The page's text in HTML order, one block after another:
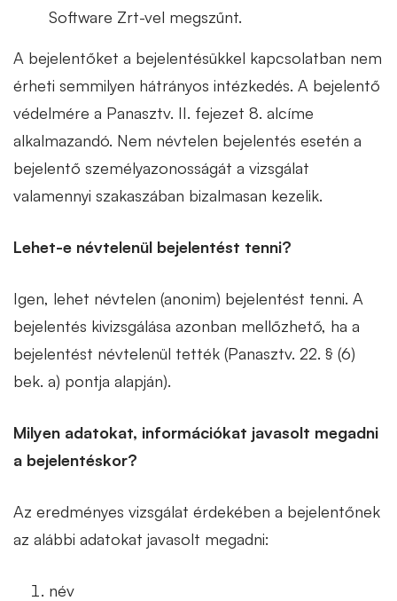
Software Zrt-vel megszűnt.
A bejelentőket a bejelentésükkel kapcsolatban nem
érheti semmilyen hátrányos intézkedés. A bejelentő
védelmére a Panasztv. II. fejezet 8. alcíme
alkalmazandó. Nem névtelen bejelentés esetén a
bejelentő személyazonosságát a vizsgálat
valamennyi szakaszában bizalmasan kezelik.
Lehet-e névtelenül bejelentést tenni?
Igen, lehet névtelen (anonim) bejelentést tenni. A
bejelentés kivizsgálása azonban mellőzhető, ha a
bejelentést névtelenül tették (Panasztv. 22. § (6)
bek. a) pontja alapján).
Milyen adatokat, információkat javasolt megadni
a bejelentéskor?
Az eredményes vizsgálat érdekében a bejelentőnek
az alábbi adatokat javasolt megadni:
név